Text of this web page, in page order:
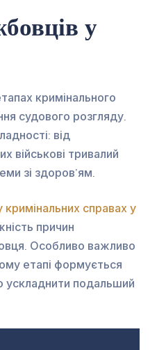
у
кримінального
судового розгляду.
від
військові тривалий
зі здоров’ям.
кримінальних справах у
причин
Особливо важливо
етапі формується
ускладнити подальший